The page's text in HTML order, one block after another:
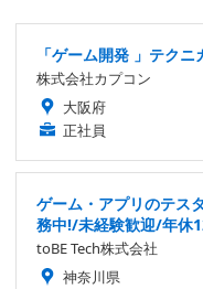
「ゲーム開発 」テク
株式会社カプコン
大阪府
正社員
ゲーム・アプリのテス
務中!/未経験歓迎/年休
toBE Tech株式会社
神奈川県